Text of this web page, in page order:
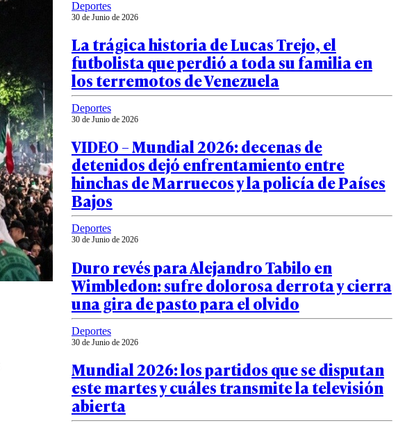
Deportes
30 de Junio de 2026
La trágica historia de Lucas Trejo, el
futbolista que perdió a toda su familia en
los terremotos de Venezuela
Deportes
30 de Junio de 2026
VIDEO – Mundial 2026: decenas de
detenidos dejó enfrentamiento entre
hinchas de Marruecos y la policía de Países
Bajos
Deportes
30 de Junio de 2026
Duro revés para Alejandro Tabilo en
Wimbledon: sufre dolorosa derrota y cierra
una gira de pasto para el olvido
Deportes
30 de Junio de 2026
Mundial 2026: los partidos que se disputan
este martes y cuáles transmite la televisión
abierta